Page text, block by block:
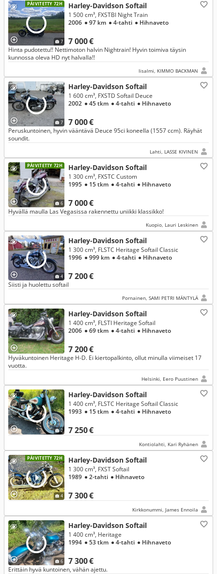
PÄIVITETTY 72H
7
Harley-Davidson Softail
7 000 €
1 500 cm³, FXSTBI Night Train
2006 ● 97 km ● 4-tahti ● Hihnaveto
Hinta pudotettu!! Nettimoton halvin Nightrain! Hyvin toimiva täysin
kunnossa oleva HD nyt halvalla!!
Iisalmi, KIMMO BACKMAN
7
Harley-Davidson Softail
7 000 €
1 600 cm³, FXSTD Softail Deuce
2002 ● 45 tkm ● 4-tahti ● Hihnaveto
Peruskuntoinen, hyvin vääntävä Deuce 95ci koneella (1557 ccm). Räyhät
soundit.
Lahti, LASSE KIVINEN
PÄIVITETTY 72H
6
Harley-Davidson Softail
7 000 €
1 300 cm³, FXSTC Custom
1995 ● 15 tkm ● 4-tahti ● Hihnaveto
Hyvällä maulla Las Vegasissa rakennettu uniikki klassikko!
Kuopio, Lauri Leskinen
4
Harley-Davidson Softail
7 200 €
1 300 cm³, FLSTC Heritage Softail Classic
1996 ● 999 km ● 4-tahti ● Hihnaveto
Siisti ja huolettu softail
Pornainen, SAMI PETRI MÄNTYLÄ
Harley-Davidson Softail
7 200 €
1 400 cm³, FLSTI Heritage Softail
2006 ● 69 tkm ● 4-tahti ● Hihnaveto
Hyväkuntoinen Heritage H-D. Ei kiertopalkinto, ollut minulla viimeiset 17
vuotta.
Helsinki, Eero Puustinen
2
Harley-Davidson Softail
7 250 €
1 400 cm³, FLSTC Heritage Softail Classic
1993 ● 15 tkm ● 4-tahti ● Hihnaveto
Kontiolahti, Kari Ryhänen
PÄIVITETTY 72H
4
Harley-Davidson Softail
7 300 €
1 300 cm³, FXST Softail
1989 ● 2-tahti ● Hihnaveto
Kirkkonummi, James Ennoila
6
Harley-Davidson Softail
7 300 €
1 400 cm³, Heritage
1994 ● 53 tkm ● 4-tahti ● Hihnaveto
Erittäin hyvä kuntoinen, vähän ajettu.